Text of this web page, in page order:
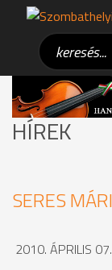
HÍREK
SERES
2010. ÁPRILIS